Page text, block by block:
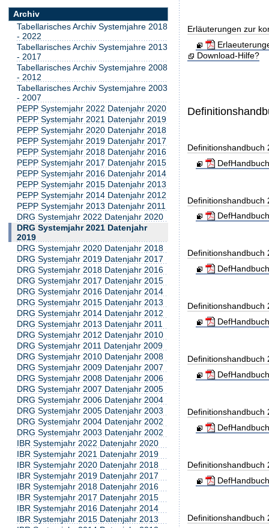
Erläuterungen zur
Download-Hilfe?
Definitionshandbuch
Definitionshandbuch
Definitionshandbuch
Definitionshandbuch
Definitionshandbuch
Definitionshandbuch
Definitionshandbuch
Definitionshandbuch
Archiv
Tabellarisches Archiv Systemjahre 2018
- 2022
Tabellarisches Archiv Systemjahre 2013
- 2017
Tabellarisches Archiv Systemjahre 2008
- 2012
Tabellarisches Archiv Systemjahre 2003
- 2007
PEPP Systemjahr 2022 Datenjahr 2020
PEPP Systemjahr 2021 Datenjahr 2019
PEPP Systemjahr 2020 Datenjahr 2018
PEPP Systemjahr 2019 Datenjahr 2017
PEPP Systemjahr 2018 Datenjahr 2016
PEPP Systemjahr 2017 Datenjahr 2015
PEPP Systemjahr 2016 Datenjahr 2014
PEPP Systemjahr 2015 Datenjahr 2013
PEPP Systemjahr 2014 Datenjahr 2012
PEPP Systemjahr 2013 Datenjahr 2011
DRG Systemjahr 2022 Datenjahr 2020
DRG Systemjahr 2021 Datenjahr
2019
DRG Systemjahr 2020 Datenjahr 2018
DRG Systemjahr 2019 Datenjahr 2017
DRG Systemjahr 2018 Datenjahr 2016
DRG Systemjahr 2017 Datenjahr 2015
DRG Systemjahr 2016 Datenjahr 2014
DRG Systemjahr 2015 Datenjahr 2013
DRG Systemjahr 2014 Datenjahr 2012
DRG Systemjahr 2013 Datenjahr 2011
DRG Systemjahr 2012 Datenjahr 2010
DRG Systemjahr 2011 Datenjahr 2009
DRG Systemjahr 2010 Datenjahr 2008
DRG Systemjahr 2009 Datenjahr 2007
DRG Systemjahr 2008 Datenjahr 2006
DRG Systemjahr 2007 Datenjahr 2005
DRG Systemjahr 2006 Datenjahr 2004
DRG Systemjahr 2005 Datenjahr 2003
DRG Systemjahr 2004 Datenjahr 2002
DRG Systemjahr 2003 Datenjahr 2002
IBR Systemjahr 2022 Datenjahr 2020
IBR Systemjahr 2021 Datenjahr 2019
IBR Systemjahr 2020 Datenjahr 2018
IBR Systemjahr 2019 Datenjahr 2017
IBR Systemjahr 2018 Datenjahr 2016
IBR Systemjahr 2017 Datenjahr 2015
IBR Systemjahr 2016 Datenjahr 2014
IBR Systemjahr 2015 Datenjahr 2013